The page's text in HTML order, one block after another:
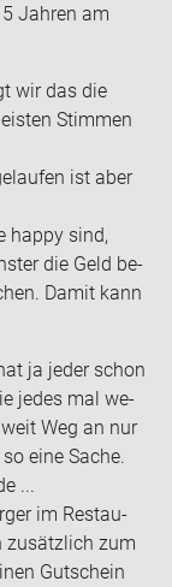
Jah­ren am
wir das die
Stim­men
ist aber
happy sind,
die Geld be­
Damit kann
ja jeder schon
jedes mal we­
Weg an nur
eine Sache.
...
im Re­stau­
zu­sätz­lich zum
Gut­schein